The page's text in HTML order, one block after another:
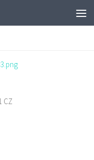
CZ